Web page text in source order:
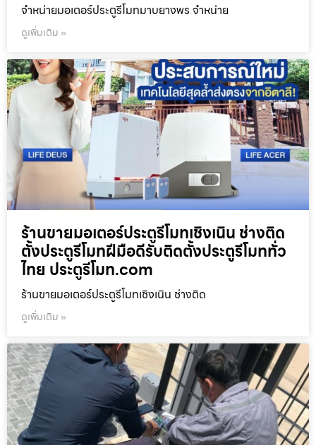
จำหน่ายมอเตอร์ประตูรีโมทมาบยางพร จำหน่าย
ดูเพิ่มเติม »
ร้านขายมอเตอร์ประตูรีโมทเชิงเนิน ช่างติด
ตั้งประตูรีโมทฝีมือดีรับติดตั้งประตูรีโมททั่ว
ไทย ประตูรีโมท.com
ร้านขายมอเตอร์ประตูรีโมทเชิงเนิน ช่างติด
ดูเพิ่มเติม »